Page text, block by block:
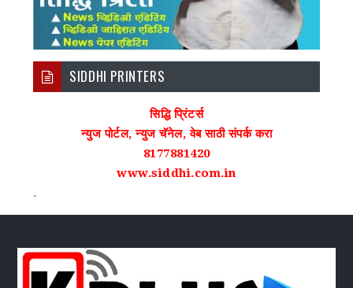
SIDDHI PRINTERS
सिद्धि प्रिंटर्स
न्युज पोर्टल, न्युज चॅनेल, वेब साठी संपर्क करा
8177881420
www.siddhi.com.in
.